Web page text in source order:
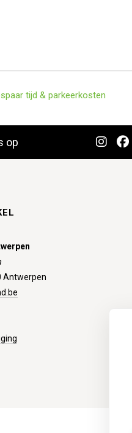
tijd & parkeerkosten
op
Antwerpen